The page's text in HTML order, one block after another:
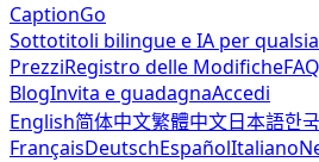
CaptionGo
Sottotitoli bilingue e IA per
PrezziRegistro delle ModificheFAQ
BlogInvita e guadagnaAccedi
English简体中文繁體中文日本語한
FrançaisDeutschEspañolItaliano